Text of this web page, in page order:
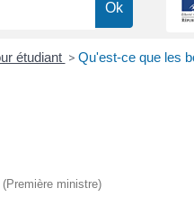
étudiant > Qu'est-ce que les
ministre)